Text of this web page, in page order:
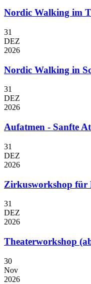
Nordic Walking im
31
DEZ
2026
Nordic Walking in
31
DEZ
2026
Aufatmen - Sanfte
31
DEZ
2026
Zirkusworkshop für
31
DEZ
2026
Theaterworkshop
30
Nov
2026